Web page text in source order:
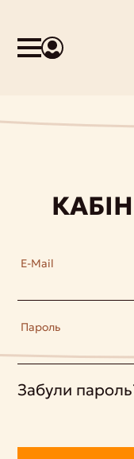
E-Mail
Пароль
Забули